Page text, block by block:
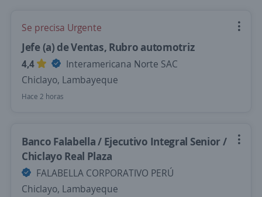
Se precisa Urgente
Jefe (a) de Ventas, Rubro automotriz
4,4
Interamericana Norte SAC
Chiclayo, Lambayeque
Hace 2 horas
Banco Falabella / Ejecutivo Integral Senior /
Chiclayo Real Plaza
FALABELLA CORPORATIVO PERÚ
Chiclayo, Lambayeque